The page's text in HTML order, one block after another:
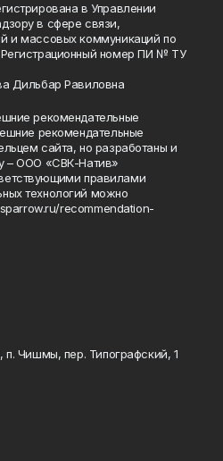
в Управлении
в сфере связи,
и массовых коммуникаций по
номер ПИ № ТУ
Дильбар Равиловна
рекомендательные
рекомендательные
сайта, но разработаны и
– ООО «СВК-Натив»
правилами
технологий можно
recommendation-
Чишмы, пер. Типографский, 1